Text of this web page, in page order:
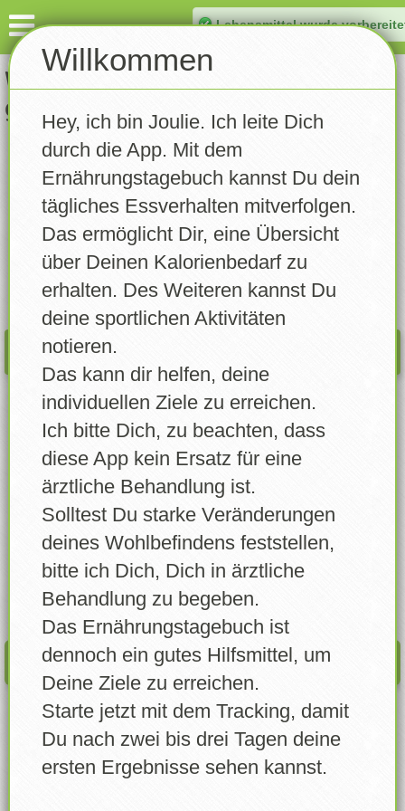
Dashboard
Gewicht notieren
Aktivität notieren
Tagebuch
Rezepte
Statistik
Trainingsplan
Erinnerungen
Lebensmittel erstellen
Eigene Lebensmittel
Errungenschaften
Login
Account freigeben
News
Profil
Info / Über
Welches Lebensmittel hast Du
gegessen?
08.08.2026
Kalorien: 0/0
WAS PASST NOCH REIN?
Lebensmittel wählen
Pastrami New York Style (2 Scheiben)
Menge
EINTRAGEN
Willkommen
Hey, ich bin Joulie. Ich leite Dich
durch die App. Mit dem
Ernährungstagebuch kannst Du dein
tägliches Essverhalten mitverfolgen.
Das ermöglicht Dir, eine Übersicht
über Deinen Kalorienbedarf zu
erhalten. Des Weiteren kannst Du
deine sportlichen Aktivitäten
notieren.
Das kann dir helfen, deine
individuellen Ziele zu erreichen.
Ich bitte Dich, zu beachten, dass
diese App kein Ersatz für eine
ärztliche Behandlung ist.
Solltest Du starke Veränderungen
deines Wohlbefindens feststellen,
bitte ich Dich, Dich in ärztliche
Behandlung zu begeben.
Das Ernährungstagebuch ist
dennoch ein gutes Hilfsmittel, um
Deine Ziele zu erreichen.
Starte jetzt mit dem Tracking, damit
Du nach zwei bis drei Tagen deine
ersten Ergebnisse sehen kannst.
Lebensmittel wurde